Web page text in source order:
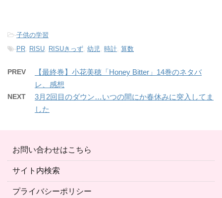
-子供の学習
-PR, RISU, RISUきっず, 幼児, 時計, 算数
PREV
【最終巻】小花美穂「Honey Bitter」14巻のネタバ
レ、感想
NEXT
3月2回目のダウン…いつの間にか春休みに突入してま
した
お問い合わせはこちら
サイト内検索
プライバシーポリシー